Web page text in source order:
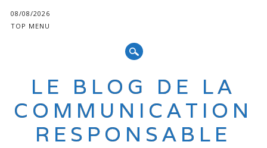
08/08/2026
TOP MENU
LE BLOG DE LA
COMMUNICATION
RESPONSABLE